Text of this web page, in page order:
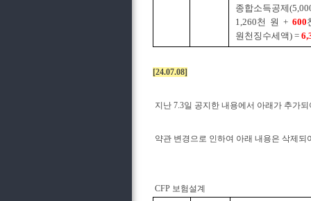
종합소득공제
1,260천 원 + 600
원천징수세액) =
[24.07.08]
지난 7.3일 공지한 내용에서 아래가 추가
약관 변경으로 인하여 아래 내용은 삭제되
CFP 보험설계